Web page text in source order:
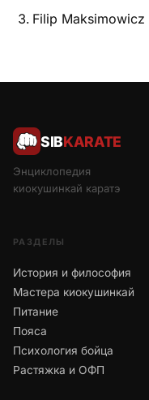
Filip
SIBKARATE
Энциклопедия
киокушинкай каратэ
РАЗДЕЛЫ
История и философия
Мастера киокушинкай
Питание
Пояса
Психология бойца
Растяжка и ОФП